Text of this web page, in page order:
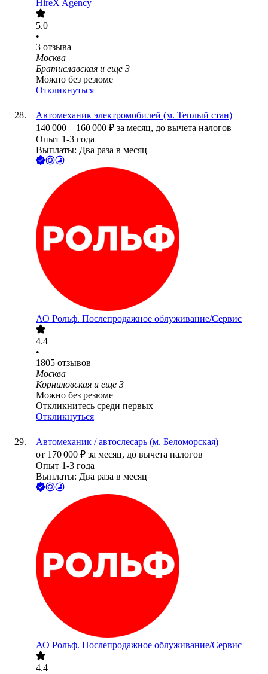
HireX Agency
5.0
•
3 отзыва
Москва
Братиславская и еще 3
Можно без резюме
Откликнуться
Автомеханик электромобилей (м. Теплый стан)
140 000 – 160 000 ₽ за месяц, до вычета налогов
Опыт 1-3 года
Выплаты: Два раза в месяц
АО Рольф. Послепродажное облуживание/Сервис
4.4
•
1805 отзывов
Москва
Корниловская и еще 3
Можно без резюме
Откликнитесь среди первых
Откликнуться
Автомеханик / автослесарь (м. Беломорская)
от 170 000 ₽ за месяц, до вычета налогов
Опыт 1-3 года
Выплаты: Два раза в месяц
АО Рольф. Послепродажное облуживание/Сервис
4.4